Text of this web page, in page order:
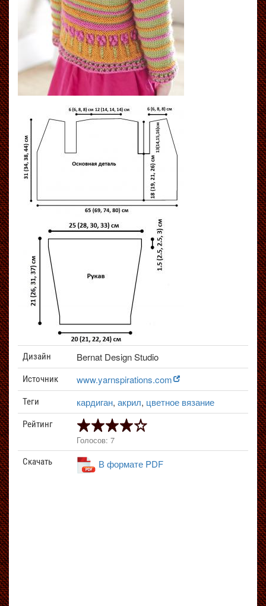
Дизайн Bernat Design Studio
Источник www.yarnspirations.com
Теги кардиган, акрил, цветное вязание
Рейтинг
Голосов: 7
Скачать В формате PDF